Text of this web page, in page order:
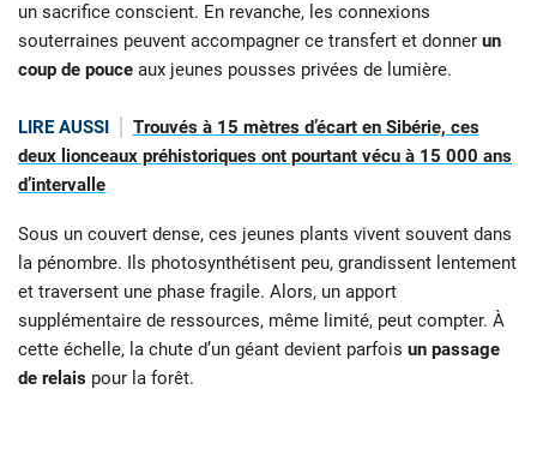
un sacrifice conscient. En revanche, les connexions
souterraines peuvent accompagner ce transfert et donner un
coup de pouce aux jeunes pousses privées de lumière.
LIRE AUSSI
Trouvés à 15 mètres d’écart en Sibérie, ces
deux lionceaux préhistoriques ont pourtant vécu à 15 000 ans
d’intervalle
Sous un couvert dense, ces jeunes plants vivent souvent dans
la pénombre. Ils photosynthétisent peu, grandissent lentement
et traversent une phase fragile. Alors, un apport
supplémentaire de ressources, même limité, peut compter. À
cette échelle, la chute d’un géant devient parfois un passage
de relais pour la forêt.